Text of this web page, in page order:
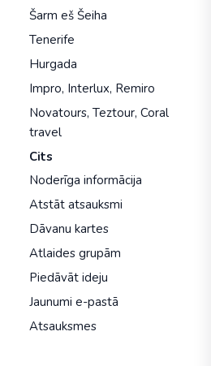
Šarm eš Šeiha
Tenerife
Hurgada
Impro, Interlux, Remiro
Novatours, Teztour, Coral
travel
Cits
Noderīga informācija
Atstāt atsauksmi
Dāvanu kartes
Atlaides grupām
Piedāvāt ideju
Jaunumi e-pastā
Atsauksmes